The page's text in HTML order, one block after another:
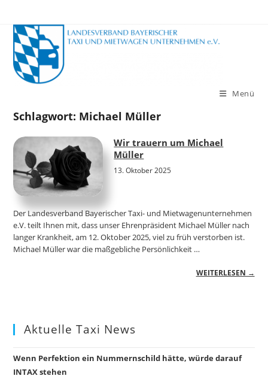
Inhalt
springen
Menü
Schlagwort: Michael Müller
Wir trauern um Michael
Müller
13. Oktober 2025
Der Landesverband Bayerischer Taxi- und Mietwagenunternehmen
e.V. teilt Ihnen mit, dass unser Ehrenpräsident Michael Müller nach
langer Krankheit, am 12. Oktober 2025, viel zu früh verstorben ist.
Michael Müller war die maßgebliche Persönlichkeit …
WEITERLESEN →
Aktuelle Taxi News
Wenn Perfektion ein Nummernschild hätte, würde darauf
INTAX stehen